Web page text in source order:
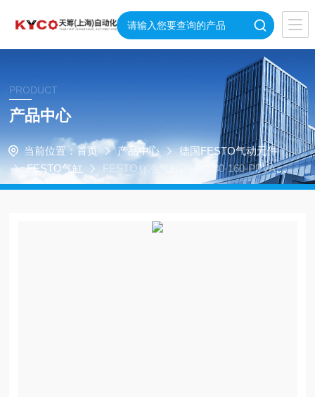
PRODUCT
产品中心
当前位置： 首页 产品中心
德国FESTO气动元件
FESTO气缸
FESTO标准气缸DSBC-80-160-PPVA-N
3